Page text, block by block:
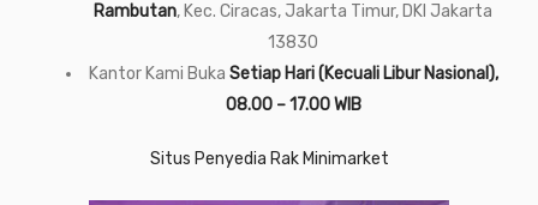
Rambutan, Kec. Ciracas, Jakarta Timur, DKI Jakarta
13830
Kantor Kami Buka Setiap Hari (Kecuali Libur Nasional),
08.00 – 17.00 WIB
Situs Penyedia Rak Minimarket